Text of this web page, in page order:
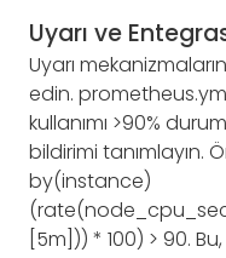
Uyarı ve
Uyarı
edin.
kullanımı >90%
bildirimi tanımlayın.
by(instance)
[5m])) * 100) > 90.